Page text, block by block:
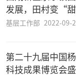
发展，田村变“
基层工作部 2022-09-
第二十九届中国
科技成果博览会